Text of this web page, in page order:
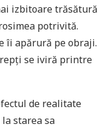
izbitoare trăsătură
potrivită.
îi apărură pe obraji.
se iviră printre
de realitate
starea sa